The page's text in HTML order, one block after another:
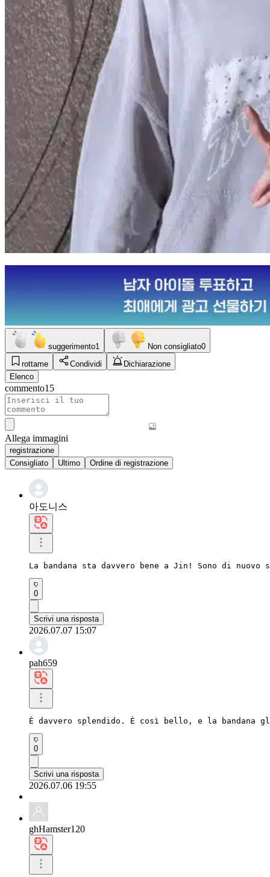
suggerimento1 Non consigliato0
rottame
Condividi
Dichiarazione
Elenco
commento15
Allega immagini
registrazione
Consigliato
Ultimo Ordine di registrazione
아도니스
La bandana sta davvero bene a Jin! Sono di
0
Scrivi una risposta
2026.07.07 15:07
pah659
È davvero splendido. È così bello, e la bandana
0
Scrivi una risposta
2026.07.06 19:55
ghHamster120